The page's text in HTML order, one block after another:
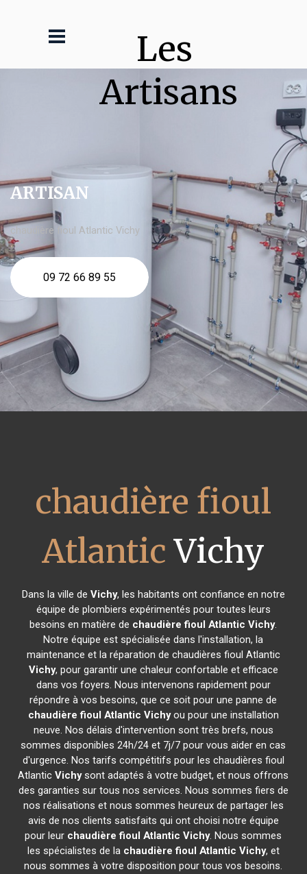
Les
Artisans
ARTISAN
chaudière fioul Atlantic Vichy
09 72 66 89 55
chaudière fioul
Atlantic Vichy
Dans la ville de Vichy, les habitants ont confiance en notre
équipe de plombiers expérimentés pour toutes leurs
besoins en matière de chaudière fioul Atlantic Vichy.
Notre équipe est spécialisée dans l'installation, la
maintenance et la réparation de chaudières fioul Atlantic
Vichy, pour garantir une chaleur confortable et efficace
dans vos foyers. Nous intervenons rapidement pour
répondre à vos besoins, que ce soit pour une panne de
chaudière fioul Atlantic Vichyou pour une installation
neuve. Nos délais d'intervention sont très brefs, nous
sommes disponibles 24h/24 et 7j/7 pour vous aider en cas
d'urgence. Nos tarifs compétitifs pour les chaudières fioul
AtlanticVichysont adaptés à votre budget, et nous offrons
des garanties sur tous nos services. Nous sommes fiers de
nos réalisations et nous sommes heureux de partager les
avis de nos clients satisfaits qui ont choisi notre équipe
pour leur chaudière fioul Atlantic Vichy. Nous sommes
les spécialistes de la chaudière fioul Atlantic Vichy, et
nous sommes à votre disposition pour tous vos besoins.